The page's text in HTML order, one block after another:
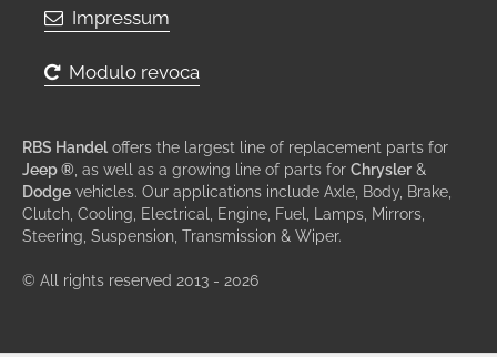
Impressum
Modulo revoca
RBS Handel offers the largest line of replacement parts for
Jeep ® , as well as a growing line of parts for Chrysler &
Dodge vehicles. Our applications include Axle, Body, Brake,
Clutch, Cooling, Electrical, Engine, Fuel, Lamps, Mirrors,
Steering, Suspension, Transmission & Wiper.
© All rights reserved 2013 - 2026